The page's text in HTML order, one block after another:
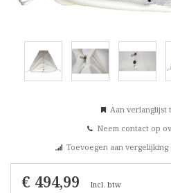
Aan verlanglijst
Neem contact op
Toevoegen aan vergelijking
€ 494,99 Incl. btw